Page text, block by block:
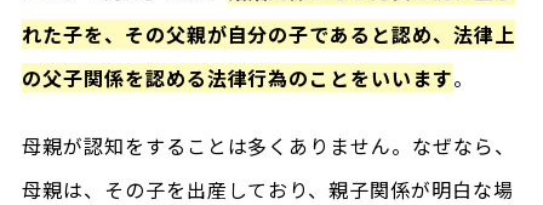
れた子を、その父親が自分の子であると認め、法律上
の父子関係を認める法律行為のことをいいます。
母親が認知をすることは多くありません。なぜなら、
母親は、その子を出産しており、親子関係が明白な場